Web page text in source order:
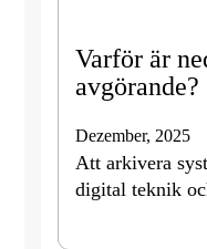
Varför är
avgörande?
Dezember, 2025
Att arkivera
digital teknik